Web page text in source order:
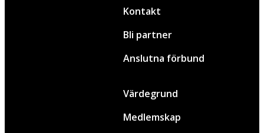
Kontakt
Bli partner
Anslutna förbund
Värdegrund
Medlemskap